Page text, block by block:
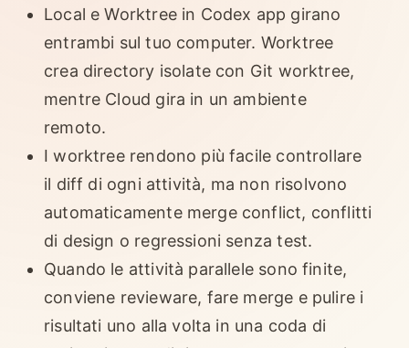
Local e Worktree in Codex app girano
entrambi sul tuo computer. Worktree
crea directory isolate con Git worktree,
mentre Cloud gira in un ambiente
remoto.
I worktree rendono più facile controllare
il diff di ogni attività, ma non risolvono
automaticamente merge conflict, conflitti
di design o regressioni senza test.
Quando le attività parallele sono finite,
conviene revieware, fare merge e pulire i
risultati uno alla volta in una coda di